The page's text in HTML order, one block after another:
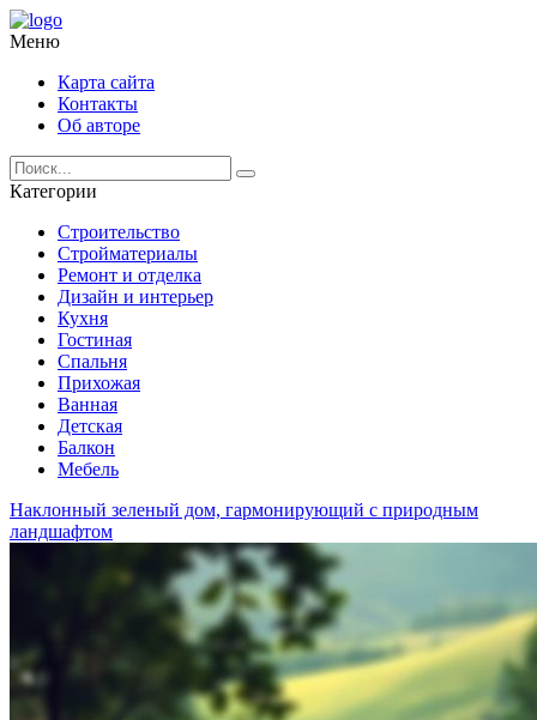
Меню
Карта сайта
Контакты
Об авторе
Категории
Строительство
Стройматериалы
Ремонт и отделка
Дизайн и интерьер
Кухня
Гостиная
Спальня
Прихожая
Ванная
Детская
Балкон
Мебель
Наклонный зеленый дом, гармонирующий с природным
ландшафтом